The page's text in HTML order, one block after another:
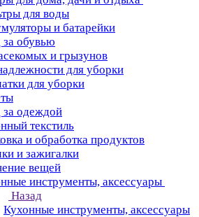
для воды
и батарейки
за обувью
и грызунов
для уборки
для уборки
за одеждой
текстиль
и обработка продуктов
и зажигалки
вещей
инструменты, аксессуары
Назад
Кухонные инструменты, аксессуары